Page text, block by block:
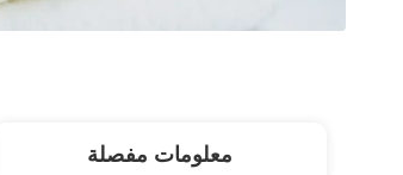
معلومات مفصلة